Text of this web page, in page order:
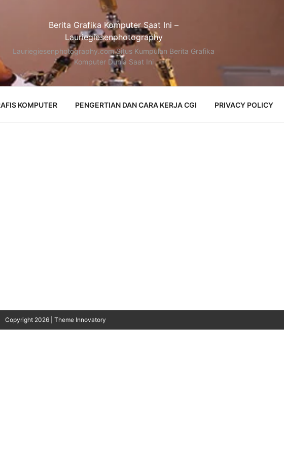
Berita Grafika Komputer Saat Ini –
Lauriegiesenphotography
Lauriegiesenphotography.com Situs Kumpulan Berita Grafika
Komputer Dunia Saat Ini
KOMPUTER PENGERTIAN DAN CARA KERJA CGI PRIVACY POLICY
Copyright 2026 | Theme Innovatory